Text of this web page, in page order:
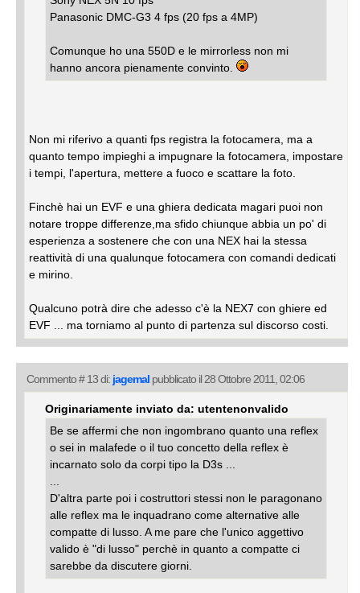
Panasonic DMC-G3 4 fps (20 fps a 4MP)
Comunque ho una 550D e le mirrorless non mi
hanno ancora pienamente convinto.
Non mi riferivo a quanti fps registra la fotocamera, ma a
quanto tempo impieghi a impugnare la fotocamera, impostare
i tempi, l'apertura, mettere a fuoco e scattare la foto.
Finchè hai un EVF e una ghiera dedicata magari puoi non
notare troppe differenze,ma sfido chiunque abbia un po' di
esperienza a sostenere che con una NEX hai la stessa
reattività di una qualunque fotocamera con comandi dedicati
e mirino.
Qualcuno potrà dire che adesso c'è la NEX7 con ghiere ed
EVF ... ma torniamo al punto di partenza sul discorso costi.
Commento # 13 di: jagemal pubblicato il 28 Ottobre 2011, 02:06
Originariamente inviato da: utentenonvalido
Be se affermi che non ingombrano quanto una reflex
o sei in malafede o il tuo concetto della reflex è
incarnato solo da corpi tipo la D3s ...
D'altra parte poi i costruttori stessi non le paragonano
alle reflex ma le inquadrano come alternative alle
compatte di lusso. A me pare che l'unico aggettivo
valido è "di lusso" perchè in quanto a compatte ci
sarebbe da discutere giorni.